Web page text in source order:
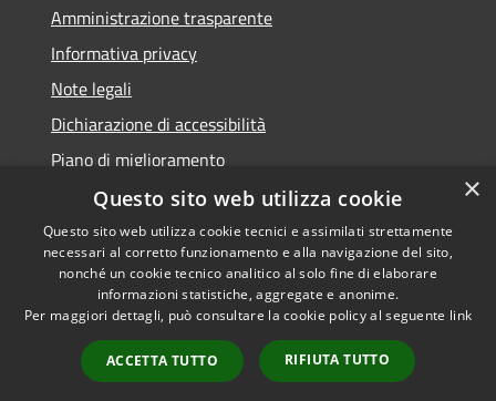
Amministrazione trasparente
Informativa privacy
Note legali
Dichiarazione di accessibilità
Piano di miglioramento
Accessibilità
Privacy
Mappa del sito
Copyright © 2026 • Comune di
Castiglion Fiorentino •
Powered byMunicipium •
Accesso redazione
×
Questo sito web utilizza cookie
Questo sito web utilizza cookie tecnici e assimilati strettamente
necessari al corretto funzionamento e alla navigazione del sito,
nonché un cookie tecnico analitico al solo fine di elaborare
informazioni statistiche, aggregate e anonime.
Per maggiori dettagli, può consultare la cookie policy al seguente link
ACCETTA TUTTO RIFIUTA TUTTO